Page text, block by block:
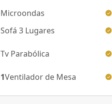
Microondas
Sofá 3 Lugares
Tv Parabólica
1Ventilador de Mesa